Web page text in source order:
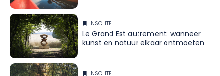
INSOLITE
Le Grand Est autrement: wanneer
kunst en natuur elkaar ontmoeten
INSOLITE